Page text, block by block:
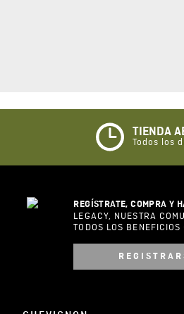
Califique el producto de 1 a
★☆ ☆
Su nombre
Correo electrónico
TIENDA
Todos los
REGÍSTRATE, COMPRA Y
LEGACY, NUESTRA
TODOS LOS